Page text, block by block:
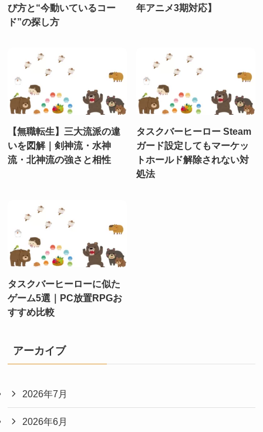
び方と“今動いているコー
ド”の探し方
年アニメ3期対応】
【無職転生】三大流派の違
いを図解｜剣神流・水神
流・北神流の強さと相性
タスクバーヒーロー Steam
ガード設定してもマーケッ
トホールド解除されない対
処法
タスクバーヒーローに似た
ゲーム5選｜PC放置RPGお
すすめ比較
アーカイブ
2026年7月
2026年6月